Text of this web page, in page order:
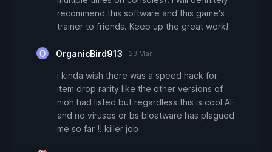
recommend this software and this game's
trainer to friends. Keep up the great work!
OrganicBird913 23 Mär
i kinda wish there was a speed hack for
item drop rarity like the other versions of
nioh had listed but regardless this is cool AF
and no viruses or bs bloatware has plagued
me so far !! killer job